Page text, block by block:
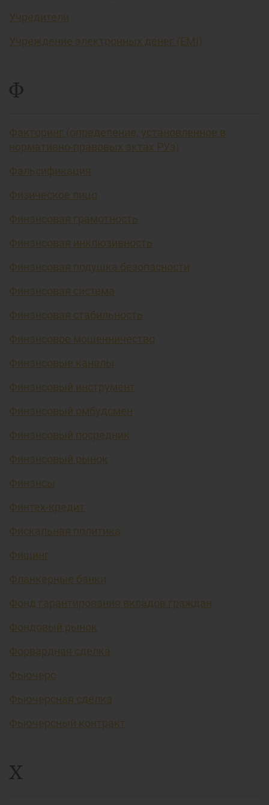
Учредители
Учреждение электронных денег (EMI)
Ф
Факторинг (определение, установленное в
нормативно-правовых актах РУз)
Фальсификация
Физическое лицо
Финансовая грамотность
Финансовая инклюзивность
Финансовая подушка безопасности
Финансовая система
Финансовая стабильность
Финансовое мошенничество
Финансовые каналы
Финансовый инструмент
Финансовый омбудсмен
Финансовый посредник
Финансовый рынок
Финансы
Финтех-кредит
Фискальная политика
Фишинг
Фланкерные банки
Фонд гарантирования вкладов граждан
Фондовый рынок
Форвардная сделка
Фьючерс
Фьючерсная сделка
Фьючерсный контракт
Х